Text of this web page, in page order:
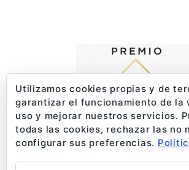
Utilizamos cookies propias y de
garantizar el funcionamiento de la
uso y mejorar nuestros servicios.
todas las cookies, rechazar las no
configurar sus preferencias.